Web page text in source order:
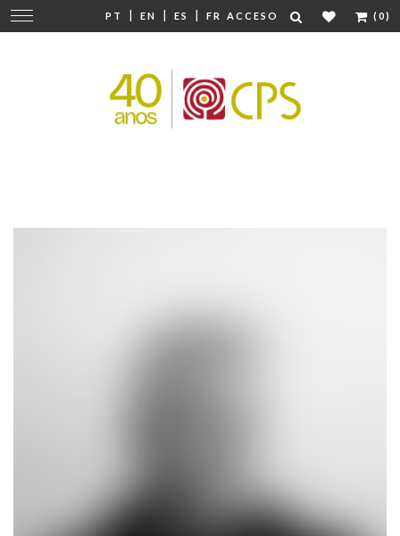
PT | EN | ES | FR ACCESO (0)
Cambiar
navegación